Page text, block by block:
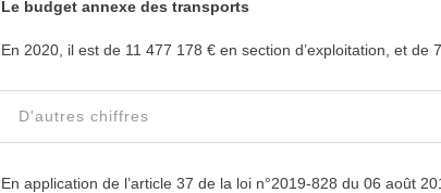
Le budget annexe des transports
En 2020, il est de 11 477 178 € en section d’exploitation, et de
D'autres chiffres
En application de l’article 37 de la loi n°2019-828 du 06 août